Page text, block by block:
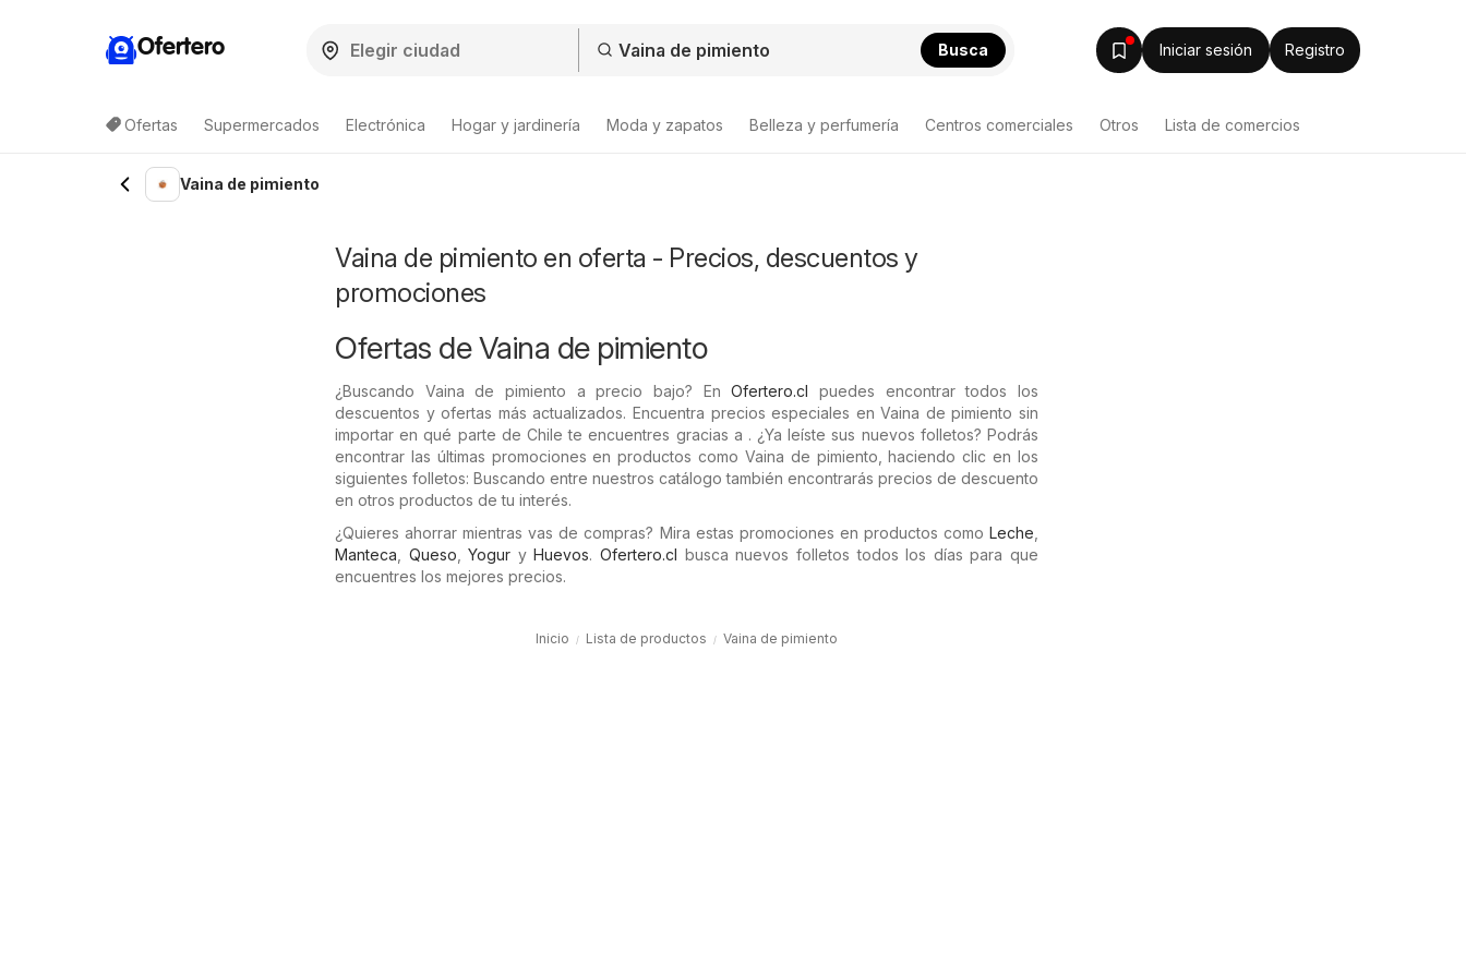
Ofertero Busca Iniciar sesión Registro
Ofertas Supermercados Electrónica Hogar y jardinería Moda y zapatos Belleza y perfumería Centros comerciales Otros Lista de comercios
Lista de productosVaina de pimiento
Vaina de pimiento en oferta - Precios, descuentos y
promociones
Ofertas de Vaina de pimiento
¿Buscando Vaina de pimiento a precio bajo? EnOfertero.cl puedes encontrar todos los
descuentos y ofertas más actualizados. Encuentra precios especiales en Vaina de pimiento sin
importar en qué parte de Chile te encuentres gracias a . ¿Ya leíste sus nuevos folletos? Podrás
encontrar las últimas promociones en productos como Vaina de pimiento, haciendo clic en los
siguientes folletos: Buscando entre nuestros catálogo también encontrarás precios de descuento
en otros productos de tu interés.
¿Quieres ahorrar mientras vas de compras? Mira estas promociones en productos como Leche
Manteca
Queso ,Yogur yHuevos.Ofertero.cl busca nuevos folletos todos los días para que
encuentres los mejores precios.
Inicio Lista de productos Vaina de pimiento